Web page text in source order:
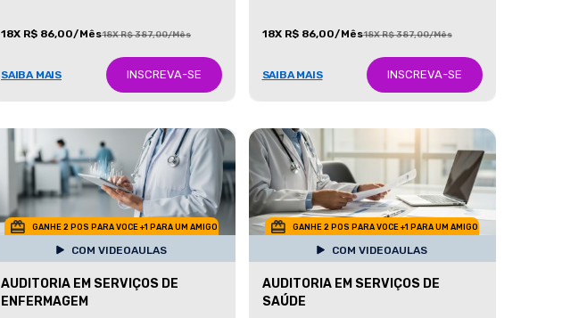
18X R$ 86,00/Mês18X R$ 387,00/Mês
SAIBA MAIS INSCREVA-SE
18X R$ 86,00/Mês18X R$ 387,00/Mês
SAIBA MAIS INSCREVA-SE
GANHE 2 POS PARA VOCE +1 PARA UM AMIGO
COM VIDEOAULAS
AUDITORIA EM SERVIÇOS DE
ENFERMAGEM
GANHE 2 POS PARA VOCE +1 PARA UM AMIGO
COM VIDEOAULAS
AUDITORIA EM SERVIÇOS DE
SAÚDE